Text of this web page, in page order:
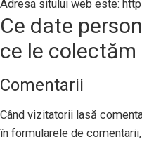
Adresa sitului web este:
Ce date
ce le colectăm
Comentarii
Când vizitatorii lasă
în formularele de